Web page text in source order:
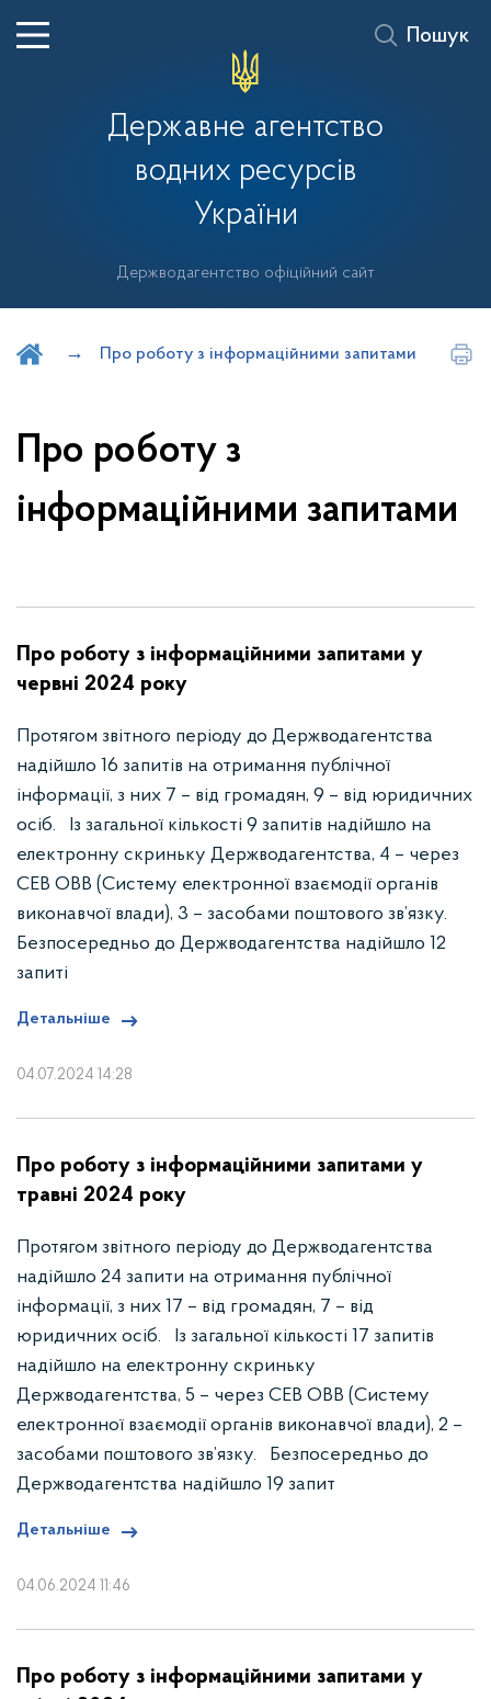
Державне агентство
водних ресурсів
України
Держводагентство офіційний сайт
Пошук
Про роботу з інформаційними запитами
Про роботу з
інформаційними запитами
04.07.2024 14:28
Про роботу з інформаційними запитами у
червні 2024 року
Протягом звітного періоду до Держводагентства
надійшло 16 запитів на отримання публічної
інформації, з них 7 – від громадян, 9 – від юридичних
осіб. Із загальної кількості 9 запитів надійшло на
електронну скриньку Держводагентства, 4 – через
СЕВ ОВВ (Систему електронної взаємодії органів
виконавчої влади), 3 – засобами поштового зв’язку.
Безпосередньо до Держводагентства надійшло 12
запиті
Детальніше
04.06.2024 11:46
Про роботу з інформаційними запитами у
травні 2024 року
Протягом звітного періоду до Держводагентства
надійшло 24 запити на отримання публічної
інформації, з них 17 – від громадян, 7 – від
юридичних осіб. Із загальної кількості 17 запитів
надійшло на електронну скриньку
Держводагентства, 5 – через СЕВ ОВВ (Систему
електронної взаємодії органів виконавчої влади), 2 –
засобами поштового зв’язку. Безпосередньо до
Держводагентства надійшло 19 запит
Детальніше
Про роботу з інформаційними запитами у